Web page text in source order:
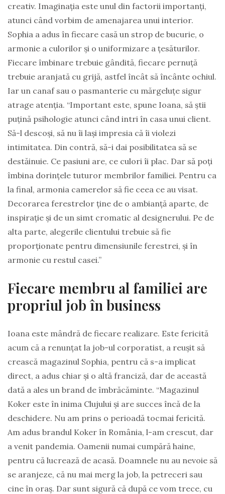
creativ. Imaginația este unul din factorii importanți,
atunci când vorbim de amenajarea unui interior.
Sophia a adus în fiecare casă un strop de bucurie, o
armonie a culorilor și o uniformizare a țesăturilor.
Fiecare îmbinare trebuie gândită, fiecare pernuță
trebuie aranjată cu grijă, astfel încât să încânte ochiul.
Iar un canaf sau o pasmanterie cu mărgeluțe sigur
atrage atenția. “Important este, spune Ioana, să știi
puțină psihologie atunci când intri în casa unui client.
Să-l descoși, să nu îi lași impresia că îi violezi
intimitatea. Din contră, să-i dai posibilitatea să se
destăinuie. Ce pasiuni are, ce culori îi plac. Dar să poți
îmbina dorințele tuturor membrilor familiei. Pentru ca
la final, armonia camerelor să fie ceea ce au visat.
Decorarea ferestrelor ține de o ambianță aparte, de
inspirație și de un simt cromatic al designerului. Pe de
alta parte, alegerile clientului trebuie să fie
proporționate pentru dimensiunile ferestrei, și în
armonie cu restul casei.”
Fiecare membru al familiei are
propriul job în business
Ioana este mândră de fiecare realizare. Este fericită
acum că a renunțat la job-ul corporatist, a reușit să
crească magazinul Sophia, pentru că s-a implicat
direct, a adus chiar și o altă franciză, dar de această
dată a ales un brand de îmbrăcăminte. “Magazinul
Koker este în inima Clujului și are succes încă de la
deschidere. Nu am prins o perioadă tocmai fericită.
Am adus brandul Koker în România, l-am crescut, dar
a venit pandemia. Oamenii numai cumpără haine,
pentru că lucrează de acasă. Doamnele nu au nevoie să
se aranjeze, că nu mai merg la job, la petreceri sau
cine în oraș. Dar sunt sigură că după ce vom trece, cu